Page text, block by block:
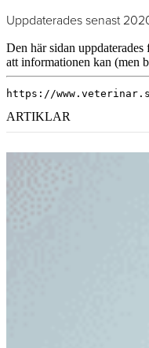
Uppdaterades senast
Den här sidan
att informationen kan (men
https://
ARTIKLAR